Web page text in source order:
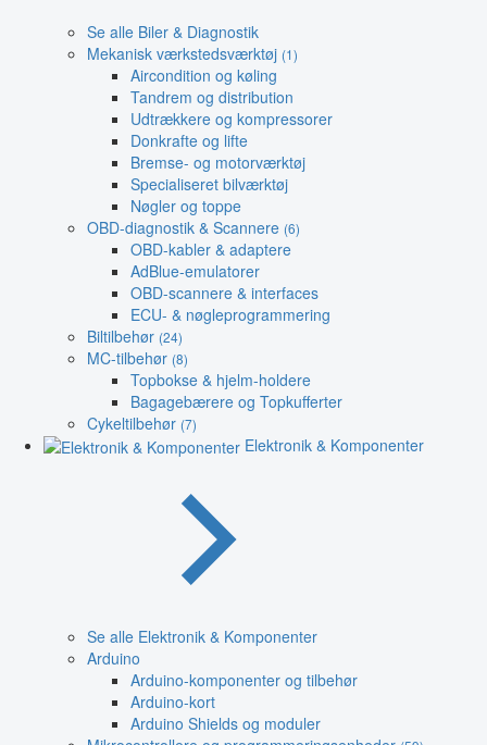
Se alle Biler & Diagnostik
Mekanisk værkstedsværktøj (1)
Aircondition og køling
Tandrem og distribution
Udtrækkere og kompressorer
Donkrafte og lifte
Bremse- og motorværktøj
Specialiseret bilværktøj
Nøgler og toppe
OBD-diagnostik & Scannere (6)
OBD-kabler & adaptere
AdBlue-emulatorer
OBD-scannere & interfaces
ECU- & nøgleprogrammering
Biltilbehør (24)
MC-tilbehør (8)
Topbokse & hjelm-holdere
Bagagebærere og Topkufferter
Cykeltilbehør (7)
Elektronik & Komponenter
Se alle Elektronik & Komponenter
Arduino
Arduino-komponenter og tilbehør
Arduino-kort
Arduino Shields og moduler